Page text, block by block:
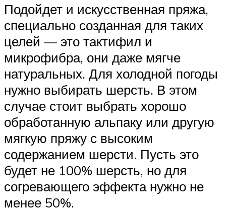
Подойдет и искусственная пряжа,
специально созданная для таких
целей — это тактифил и
микрофибра, они даже мягче
натуральных. Для холодной погоды
нужно выбирать шерсть. В этом
случае стоит выбрать хорошо
обработанную альпаку или другую
мягкую пряжу с высоким
содержанием шерсти. Пусть это
будет не 100% шерсть, но для
согревающего эффекта нужно не
менее 50%.